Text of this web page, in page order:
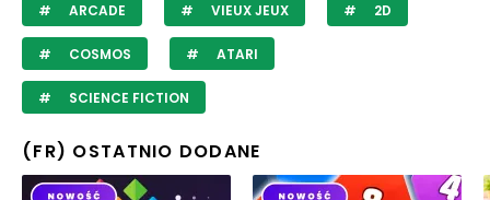
ARCADE VIEUX JEUX 2D
COSMOS ATARI
SCIENCE FICTION
(FR) OSTATNIO DODANE